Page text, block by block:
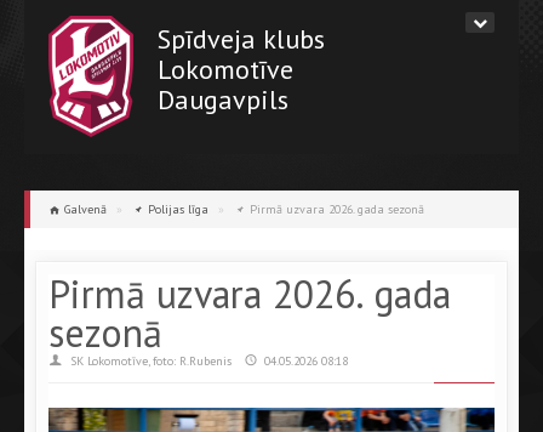
Spīdveja klubs
Lokomotīve
Daugavpils
Galvenā » Polijas līga » Pirmā uzvara 2026. gada sezonā
Pirmā uzvara 2026. gada
sezonā
SK Lokomotīve, foto: R.Rubenis 04.05.2026 08:18